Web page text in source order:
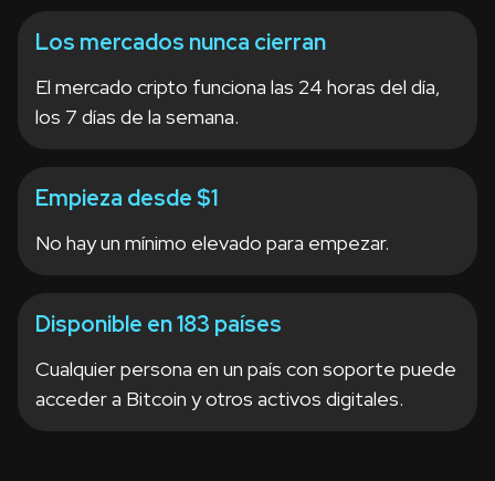
Los mercados nunca cierran
El mercado cripto funciona las 24 horas del día,
los 7 días de la semana.
Empieza desde $1
No hay un mínimo elevado para empezar.
Disponible en 183 países
Cualquier persona en un país con soporte puede
acceder a Bitcoin y otros activos digitales.